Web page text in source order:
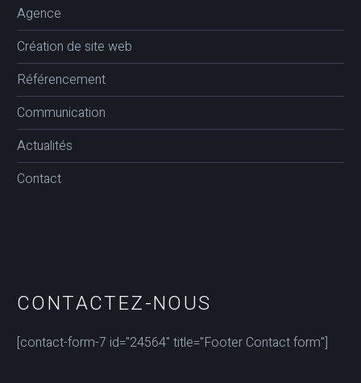
Agence
Création de site web
Référencement
Communication
Actualités
Contact
CONTACTEZ-NOUS
[contact-form-7 id="24564" title="Footer Contact form"]